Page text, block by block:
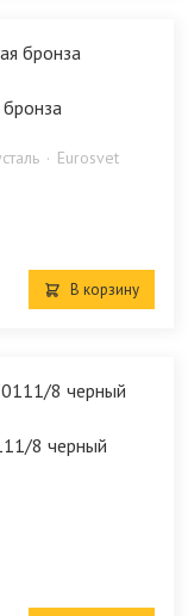
Eurosvet
В корзину
8 черный